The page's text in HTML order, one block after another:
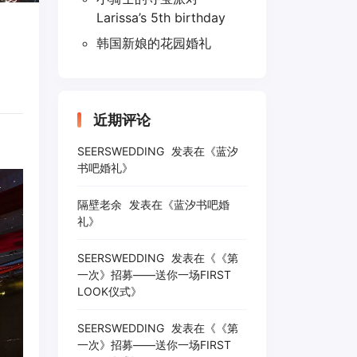
Larissa’s 5th birthday
韩国新娘的花园婚礼
近期评论
SEERSWEDDING 发表在《蓝汐
书吧婚礼》
隔壁老余 发表在《蓝汐书吧婚
礼》
SEERSWEDDING 发表在《 《第
一次》招募——送你一场FIRST
LOOK仪式》
SEERSWEDDING 发表在《 《第
一次》招募——送你一场FIRST